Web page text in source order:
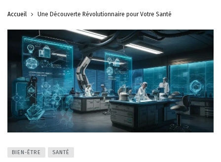
Accueil Une Découverte Révolutionnaire pour Votre Santé
BIEN-ÊTRE SANTÉ